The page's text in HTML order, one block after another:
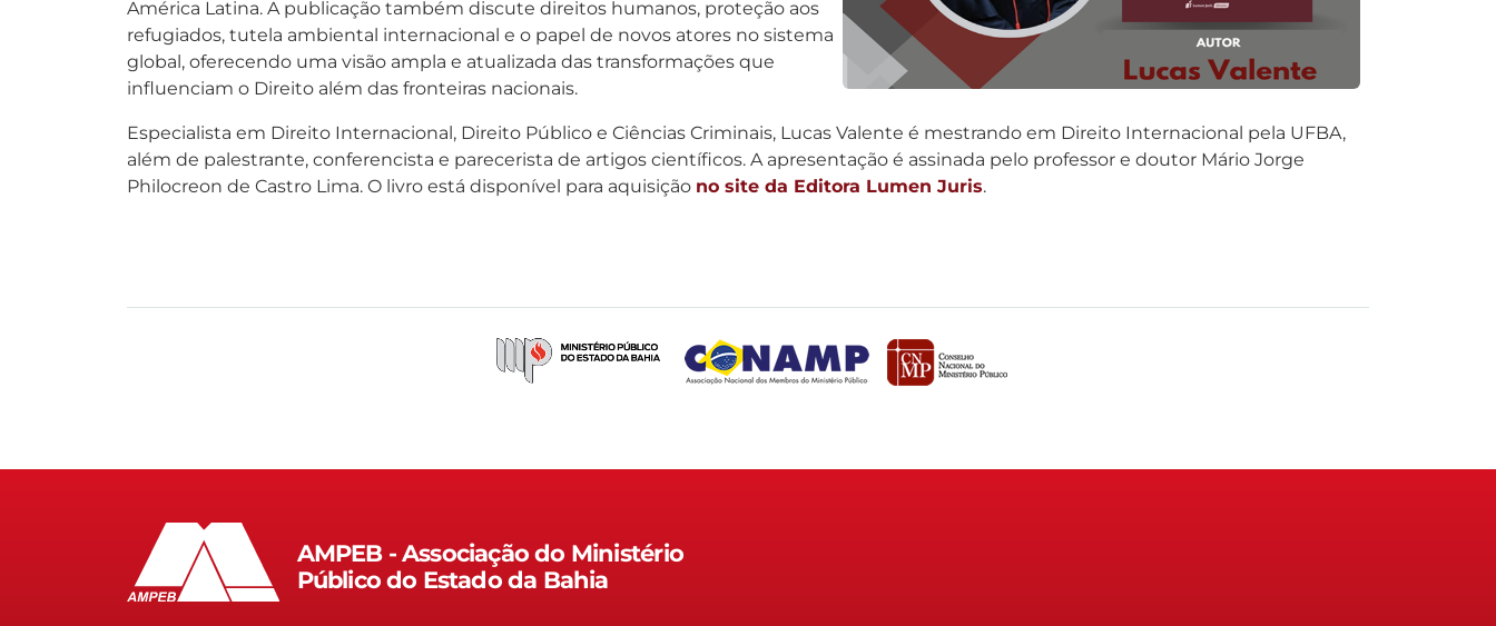
América Latina. A publicação também discute direitos humanos, proteção aos
refugiados, tutela ambiental internacional e o papel de novos atores no sistema
global, oferecendo uma visão ampla e atualizada das transformações que
influenciam o Direito além das fronteiras nacionais.
Especialista em Direito Internacional, Direito Público e Ciências Criminais, Lucas Valente é mestrando em Direito Internacional pela UFBA,
além de palestrante, conferencista e parecerista de artigos científicos. A apresentação é assinada pelo professor e doutor Mário Jorge
Philocreon de Castro Lima. O livro está disponível para aquisição no site da Editora Lumen Juris.
AMPEB - Associação do Ministério
Público do Estado da Bahia